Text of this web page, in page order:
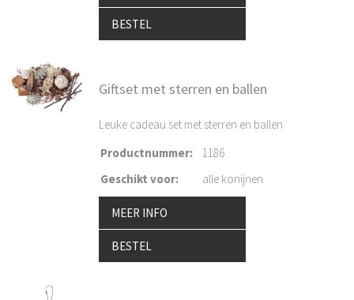
BESTEL
Giftset met sterren en ballen
Leuke cadeau set met sterren en ballen
Productnummer:
1186
Geschikt voor: alle konijnen
MEER INFO
BESTEL